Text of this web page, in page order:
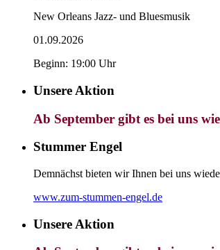
New Orleans Jazz- und Bluesmusik
01.09.2026
Beginn: 19:00 Uhr
Unsere Aktion
Ab September gibt es bei uns
Stummer Engel
Demnächst bieten wir Ihnen bei uns
www.zum-stummen-engel.de
Unsere Aktion